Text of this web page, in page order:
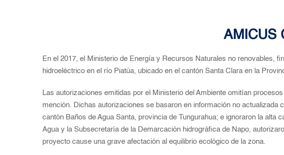
AMICUS
En el 2017, el Ministerio de Energía y Recursos Naturales no renovables,
hidroeléctrico en el río Piatúa, ubicado en el cantón Santa Clara en la
Las autorizaciones emitidas por el Ministerio del Ambiente omitían
mención. Dichas autorizaciones se basaron en información no actualizada
cantón Baños de Agua Santa, provincia de Tungurahua; e ignoraron la alta
Agua y la Subsecretaría de la Demarcación hidrográfica de Napo,
proyecto cause una grave afectación al equilibrio ecológico de la zona.